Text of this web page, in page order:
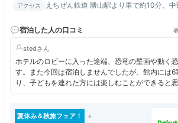
アクセス
えちぜん鉄道 勝山駅より車で約10分。
宿泊した人の口コミ
sted
ホテルのロビーに入った途端、恐竜の壁画や動く
す。また今回は宿泊しませんでしたが、館内には6
り、子どもを連れた方には楽しむことができると
ちを連れて泊まりに行きたいです。
夏休み＆秋旅フェア！